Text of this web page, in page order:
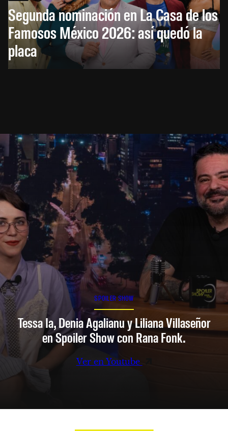
Segunda nominación en La Casa de los
Famosos México 2026: así quedó la
placa
SPOILER SHOW
Tessa Ia, Denia Agalianu y Liliana Villaseñor
en Spoiler Show con Rana Fonk.
Ver en Youtube